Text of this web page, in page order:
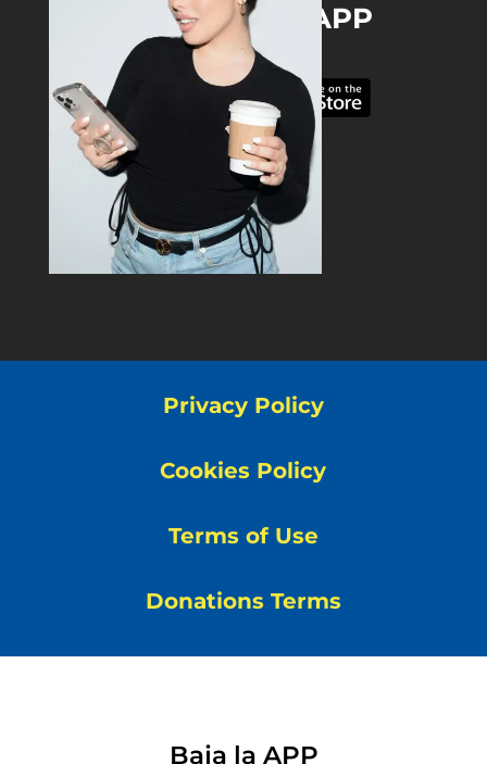
DOWNLOAD THE APP
Privacy Policy
Cookies Policy
Terms of Use
Donations Terms
Baja la APP